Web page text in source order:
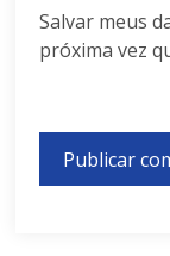
Salvar meus
próxima vez